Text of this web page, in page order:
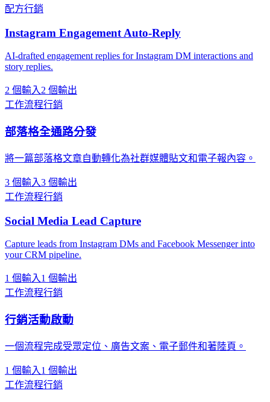
配方行銷
Instagram Engagement Auto-Reply
AI-drafted engagement replies for Instagram DM interactions and
story replies.
2 個輸入2 個輸出
工作流程行銷
部落格全通路分發
將一篇部落格文章自動轉化為社群媒體貼文和電子報內容。
3 個輸入3 個輸出
工作流程行銷
Social Media Lead Capture
Capture leads from Instagram DMs and Facebook Messenger into
your CRM pipeline.
1 個輸入 1 個輸出
工作流程行銷
行銷活動啟動
一個流程完成受眾定位、廣告文案、電子郵件和著陸頁。
1 個輸入 1 個輸出
工作流程行銷